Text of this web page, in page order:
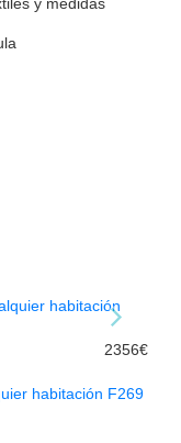
2356€
habitación F269